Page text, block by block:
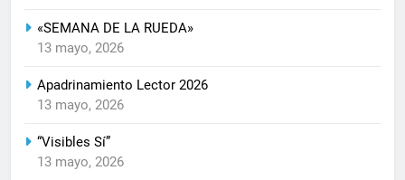
«SEMANA DE LA RUEDA»
13 mayo, 2026
Apadrinamiento Lector 2026
13 mayo, 2026
“Visibles Sí”
13 mayo, 2026